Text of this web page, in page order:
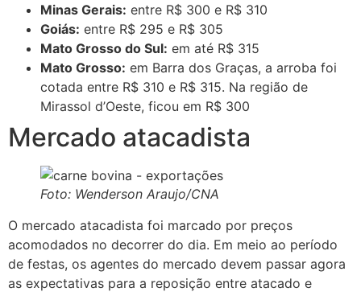
Minas Gerais: entre R$ 300 e R$ 310
Goiás: entre R$ 295 e R$ 305
Mato Grosso do Sul: em até R$ 315
Mato Grosso: em Barra dos Graças, a arroba foi
cotada entre R$ 310 e R$ 315. Na região de
Mirassol d’Oeste, ficou em R$ 300
Mercado atacadista
Foto: Wenderson Araujo/CNA
O mercado atacadista foi marcado por preços
acomodados no decorrer do dia. Em meio ao período
de festas, os agentes do mercado devem passar agora
as expectativas para a reposição entre atacado e